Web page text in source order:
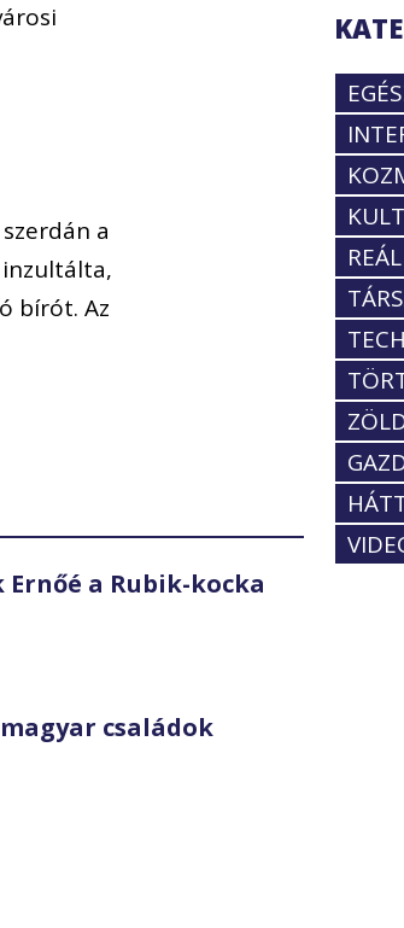
a
bírót. Az
a Rubik-kocka
családok
KULT
REÁL
TECH